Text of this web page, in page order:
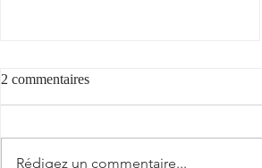
Voyez la vie en rose
Voyez la vie en rose... avec notre rosé
2 commentaires
Rédigez un commentaire...